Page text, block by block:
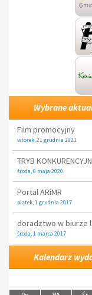
Wybrane
Film promocyjny
wtorek, 21 grudnia 2021
TRYB
środa, 6 maja 2020
Portal ARiMR
piątek, 1 grudnia 2017
doradztwo w biurze
środa, 1 marca 2017
Kalendarz